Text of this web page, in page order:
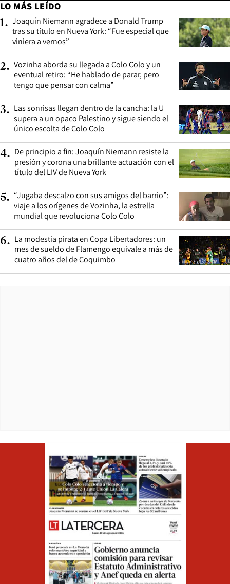
LO MÁS LEÍDO
1. Joaquín Niemann agradece a Donald Trump
tras su título en Nueva York: “Fue especial que
viniera a vernos”
2. Vozinha aborda su llegada a Colo Colo y un
eventual retiro: “He hablado de parar, pero
tengo que pensar con calma”
3. Las sonrisas llegan dentro de la cancha: la U
supera a un opaco Palestino y sigue siendo el
único escolta de Colo Colo
4. De principio a fin: Joaquín Niemann resiste la
presión y corona una brillante actuación con el
título del LIV de Nueva York
5. “Jugaba descalzo con sus amigos del barrio”:
viaje a los orígenes de Vozinha, la estrella
mundial que revoluciona Colo Colo
6. La modestia pirata en Copa Libertadores: un
mes de sueldo de Flamengo equivale a más de
cuatro años del de Coquimbo